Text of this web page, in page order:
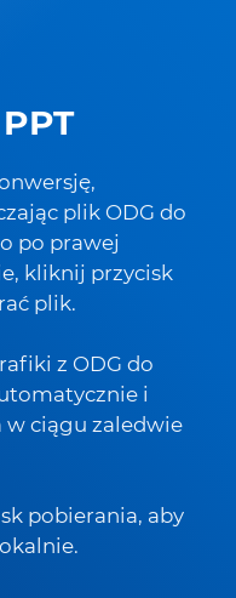
plik ODG do
po prawej
kliknij przycisk
plik.
z ODG do
i
w ciągu zaledwie
pobierania, aby